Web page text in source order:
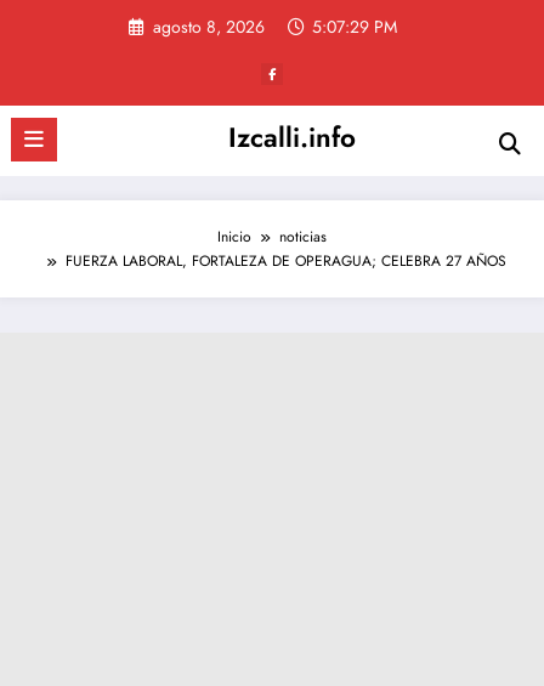
agosto 8, 2026 5:07:30 PM
Izcalli.info
Inicio
noticias
FUERZA LABORAL, FORTALEZA DE OPERAGUA; CELEBRA 27 AÑOS